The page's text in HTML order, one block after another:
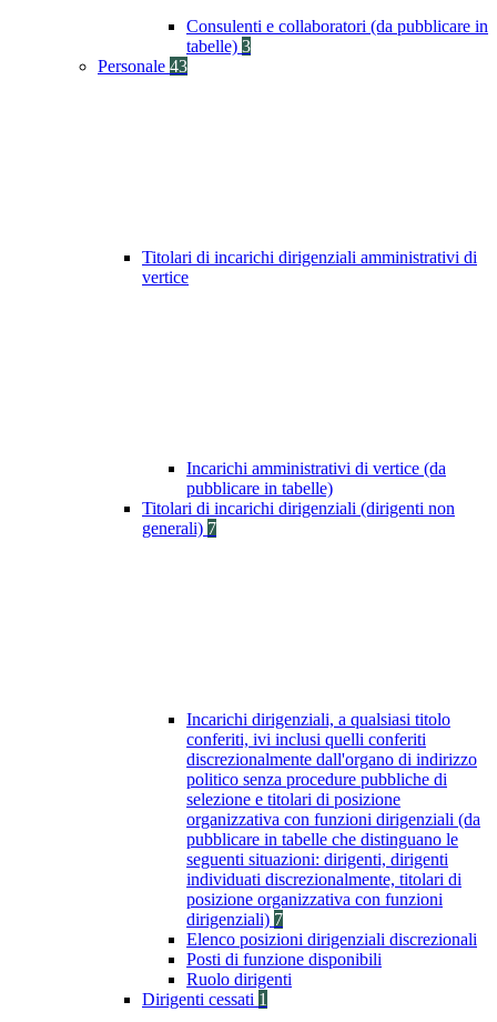
Consulenti e collaboratori (da pubblicare in
tabelle) 3
Personale 43
Titolari di incarichi dirigenziali amministrativi di
vertice
Incarichi amministrativi di vertice (da
pubblicare in tabelle)
Titolari di incarichi dirigenziali (dirigenti non
generali) 7
Incarichi dirigenziali, a qualsiasi titolo
conferiti, ivi inclusi quelli conferiti
discrezionalmente dall'organo di indirizzo
politico senza procedure pubbliche di
selezione e titolari di posizione
organizzativa con funzioni dirigenziali (da
pubblicare in tabelle che distinguano le
seguenti situazioni: dirigenti, dirigenti
individuati discrezionalmente, titolari di
posizione organizzativa con funzioni
dirigenziali) 7
Elenco posizioni dirigenziali discrezionali
Posti di funzione disponibili
Ruolo dirigenti
Dirigenti cessati 1